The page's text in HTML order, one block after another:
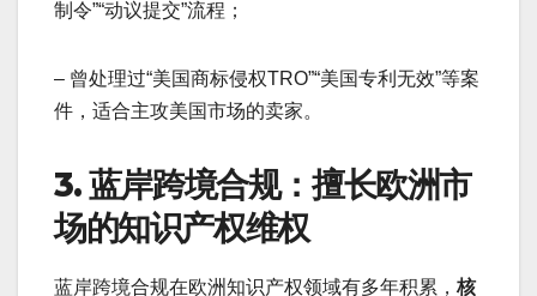
制令”“动议提交”流程；
– 曾处理过“美国商标侵权TRO”“美国专利无效”等案
件，适合主攻美国市场的卖家。
3. 蓝岸跨境合规：擅长欧洲市
场的知识产权维权
蓝岸跨境合规在欧洲知识产权领域有多年积累， 核